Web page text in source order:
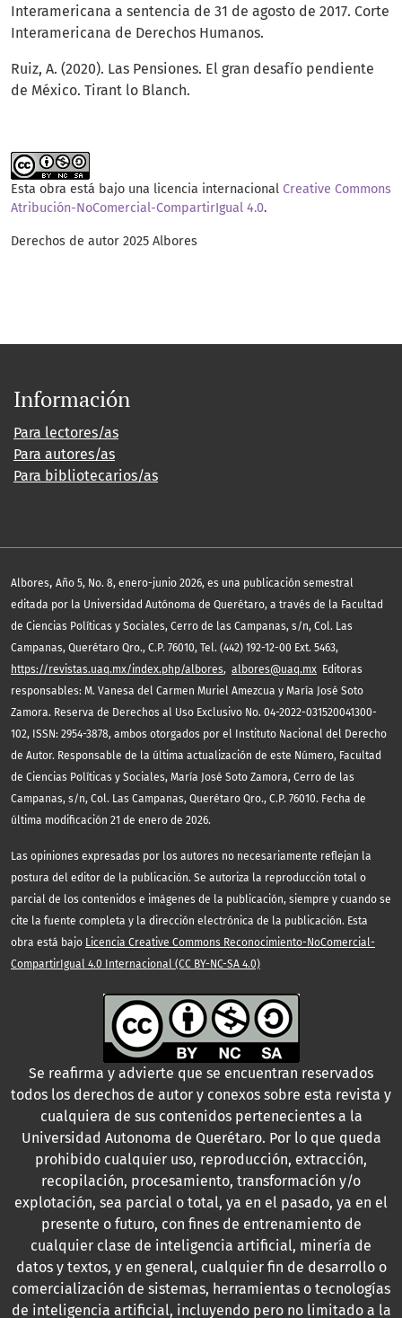
Interamericana a sentencia de 31 de agosto de 2017. Corte
Interamericana de Derechos Humanos.
Ruiz, A. (2020). Las Pensiones. El gran desafío pendiente
de México. Tirant lo Blanch.
Esta obra está bajo una licencia internacional Creative Commons
Atribución-NoComercial-CompartirIgual 4.0.
Derechos de autor 2025 Albores
Información
Para lectores/as
Para autores/as
Para bibliotecarios/as
Albores, Año 5, No. 8, enero-junio 2026, es una publicación semestral
editada por la Universidad Autónoma de Querétaro, a través de la Facultad
de Ciencias Políticas y Sociales, Cerro de las Campanas, s/n, Col. Las
Campanas, Querétaro Qro., C.P. 76010, Tel. (442) 192-12-00 Ext. 5463,
https://revistas.uaq.mx/index.php/albores, albores@uaq.mx Editoras
responsables: M. Vanesa del Carmen Muriel Amezcua y María José Soto
Zamora. Reserva de Derechos al Uso Exclusivo No. 04-2022-031520041300-
102, ISSN: 2954-3878, ambos otorgados por el Instituto Nacional del Derecho
de Autor. Responsable de la última actualización de este Número, Facultad
de Ciencias Políticas y Sociales, María José Soto Zamora, Cerro de las
Campanas, s/n, Col. Las Campanas, Querétaro Qro., C.P. 76010. Fecha de
última modificación 21 de enero de 2026.
Las opiniones expresadas por los autores no necesariamente reflejan la
postura del editor de la publicación. Se autoriza la reproducción total o
parcial de los contenidos e imágenes de la publicación, siempre y cuando se
cite la fuente completa y la dirección electrónica de la publicación. Esta
obra está bajo Licencia Creative Commons Reconocimiento-NoComercial-
CompartirIgual 4.0 Internacional (CC BY-NC-SA 4.0)
Se reafirma y advierte que se encuentran reservados
todos los derechos de autor y conexos sobre esta revista y
cualquiera de sus contenidos pertenecientes a la
Universidad Autonoma de Querétaro. Por lo que queda
prohibido cualquier uso, reproducción, extracción,
recopilación, procesamiento, transformación y/o
explotación, sea parcial o total, ya en el pasado, ya en el
presente o futuro, con fines de entrenamiento de
cualquier clase de inteligencia artificial, minería de
datos y textos, y en general, cualquier fin de desarrollo o
comercialización de sistemas, herramientas o tecnologías
de inteligencia artificial, incluyendo pero no limitado a la